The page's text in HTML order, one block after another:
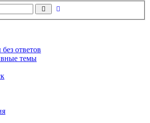
Поиск
ответов
темы